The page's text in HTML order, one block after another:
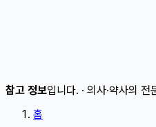
참고 정보입니다. · 의사·약사의 전
홈